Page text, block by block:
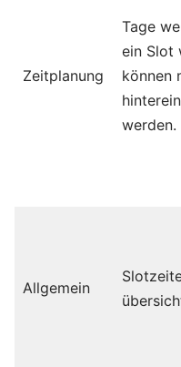
Zeitplanung
Tage
ein Slot
können
werden.
Allgemein